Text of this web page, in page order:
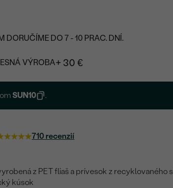
DORUČÍME DO 7 - 10 PRAC. DNÍ.
VÝROBA+ 30 €
SUN10 .
710 recenzií
z PET fliaš a prívesok z recyklovaného
kúsok